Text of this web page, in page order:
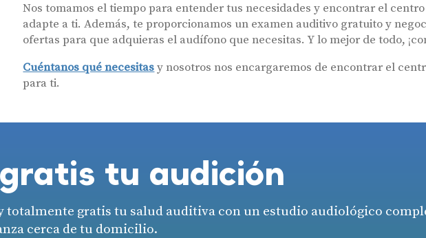
Nos tomamos el tiempo para entender tus necesidades y encontrar el
adapte a ti. Además, te proporcionamos un examen auditivo gratuito y
ofertas para que adquieras el audífono que necesitas. Y lo mejor de todo,
Cuéntanos qué necesitasy nosotros nos encargaremos de encontrar el
para ti.
tu audición
totalmente gratis tu salud auditiva con un estudio audiológico
cerca de tu domicilio.
Contacto
nuestrasCondiciones de uso
Acepto la cesión de estos datos a empresas
solicitados, según se detalla en nuestrasCondiciones de
Al hacer click en «Contáctanos» declaras haber leído y